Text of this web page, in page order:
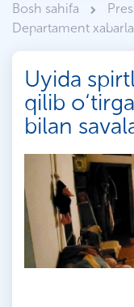
Bosh sahifa
Departament
Uyida
qilib
bilan